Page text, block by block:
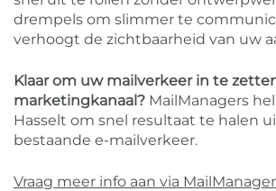
drempels om slimmer te
verhoogt de zichtbaarheid van uw
Klaar om uw mailverkeer in te
marketingkanaal? MailManagers
Hasselt om snel resultaat te halen
bestaande e-mailverkeer.
Vraag meer info aan via